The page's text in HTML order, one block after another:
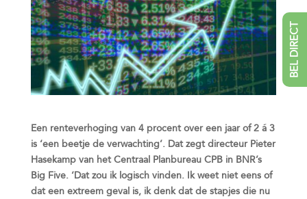
Een renteverhoging van 4 procent over een jaar of 2 á 3
is ‘een beetje de verwachting’. Dat zegt directeur Pieter
Hasekamp van het Centraal Planbureau CPB in BNR’s
Big Five. ‘Dat zou ik logisch vinden. Ik weet niet eens of
dat een extreem geval is, ik denk dat de stapjes die nu
BEL DIRECT